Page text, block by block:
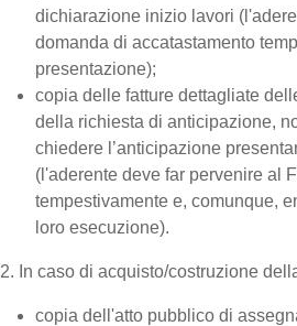
dichiarazione inizio lavori
domanda di accatastamento
presentazione);
copia delle fatture dettagliate
della richiesta di anticipazione,
chiedere l’anticipazione
(l'aderente deve far pervenire al
tempestivamente e, comunque,
loro esecuzione).
2. In caso di acquisto/costruzione
copia dell'atto pubblico di